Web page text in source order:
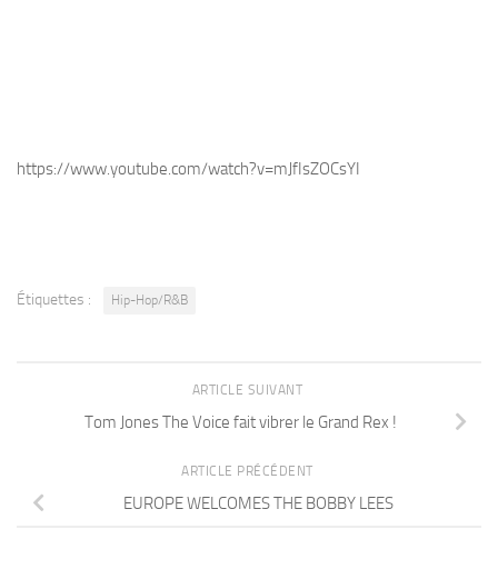
https://www.youtube.com/watch?v=mJfIsZOCsYI
Étiquettes : Hip-Hop/R&B
ARTICLE SUIVANT
Tom Jones The Voice fait vibrer le Grand Rex !
ARTICLE PRÉCÉDENT
EUROPE WELCOMES THE BOBBY LEES